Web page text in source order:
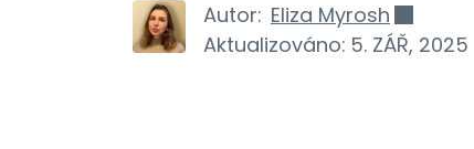
Autor: Eliza Myrosh
Aktualizováno: 5. ZÁŘ, 2025